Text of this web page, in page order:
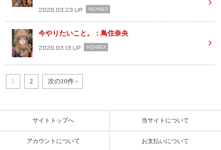
2020.03.23 UP MEMBER
今やりたいこと。：鳥住奈央
2020.03.13 UP MEMBER
1 2 次の10件 ›
サイトトップへ 当サイトについて
アカウントについて お支払いについて